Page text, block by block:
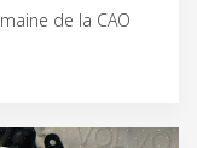
de la CAO